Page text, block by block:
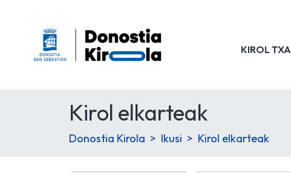
KIROL
Kirol elkarteak
Donostia Kirola Ikusi Kirol elkarteak